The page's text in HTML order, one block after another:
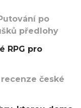
po
předlohy
RPG pro
české